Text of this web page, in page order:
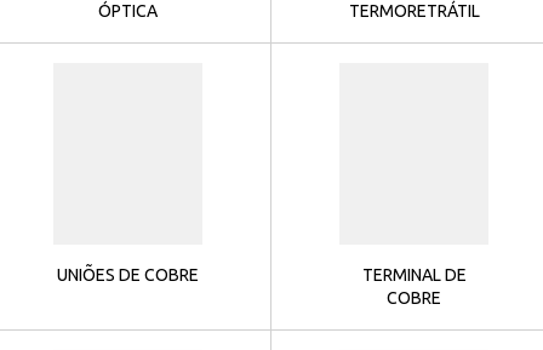
ÓPTICA
TERMORETRÁTIL
UNIÕES DE COBRE
TERMINAL DE
COBRE